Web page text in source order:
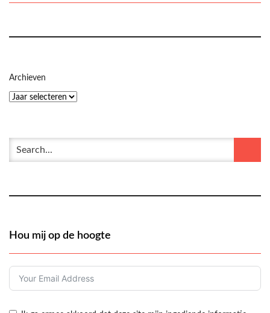
Archieven
Hou mij op de hoogte